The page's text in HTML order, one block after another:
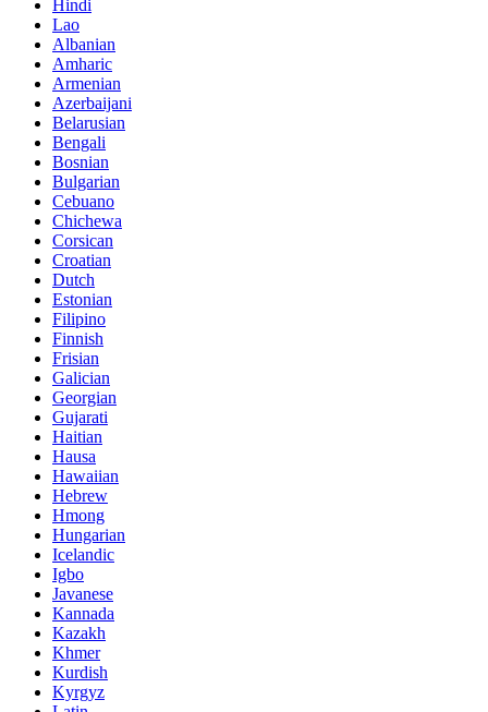
Hindi
Lao
Albanian
Amharic
Armenian
Azerbaijani
Belarusian
Bengali
Bosnian
Bulgarian
Cebuano
Chichewa
Corsican
Croatian
Dutch
Estonian
Filipino
Finnish
Frisian
Galician
Georgian
Gujarati
Haitian
Hausa
Hawaiian
Hebrew
Hmong
Hungarian
Icelandic
Igbo
Javanese
Kannada
Kazakh
Khmer
Kurdish
Kyrgyz